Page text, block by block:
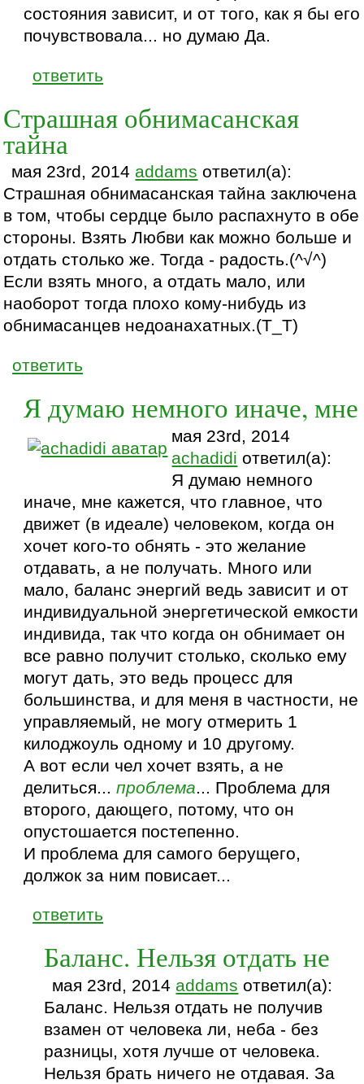
состояния зависит, и от того, как я бы его
почувствовала... но думаю Да.
ответить
Страшная обнимасанская
тайна
мая 23rd, 2014 addams ответил(а):
Страшная обнимасанская тайна заключена
в том, чтобы сердце было распахнуто в обе
стороны. Взять Любви как можно больше и
отдать столько же. Тогда - радость.(^√^)
Если взять много, а отдать мало, или
наоборот тогда плохо кому-нибудь из
обнимасанцев недоанахатных.(Т_Т)
ответить
Я думаю немного иначе, мне
мая 23rd, 2014
achadidi ответил(а):
Я думаю немного
иначе, мне кажется, что главное, что
движет (в идеале) человеком, когда он
хочет кого-то обнять - это желание
отдавать, а не получать. Много или
мало, баланс энергий ведь зависит и от
индивидуальной энергетической емкости
индивида, так что когда он обнимает он
все равно получит столько, сколько ему
могут дать, это ведь процесс для
большинства, и для меня в частности, не
управляемый, не могу отмерить 1
килоджоуль одному и 10 другому.
А вот если чел хочет взять, а не
делиться...проблема... Проблема для
второго, дающего, потому, что он
опустошается постепенно.
И проблема для самого берущего,
должок за ним повисает...
ответить
Баланс. Нельзя отдать не
мая 23rd, 2014 addams ответил(а):
Баланс. Нельзя отдать не получив
взамен от человека ли, неба - без
разницы, хотя лучше от человека.
Нельзя брать ничего не отдавая. За